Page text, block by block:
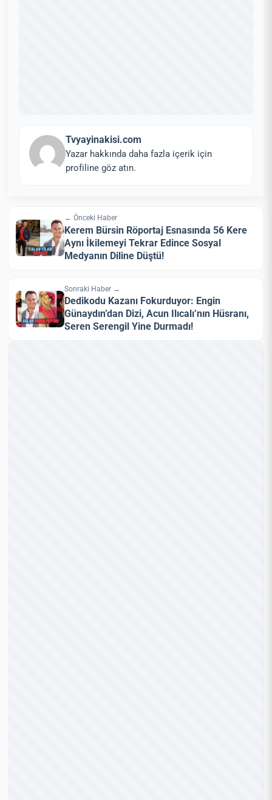
Tvyayinakisi.com
Yazar hakkında daha fazla içerik için
profiline göz atın.
← Önceki Haber
Kerem Bürsin Röportaj Esnasında 56 Kere
Aynı İkilemeyi Tekrar Edince Sosyal
Medyanın Diline Düştü!
Sonraki Haber →
Dedikodu Kazanı Fokurduyor: Engin
Günaydın’dan Dizi, Acun Ilıcalı’nın Hüsranı,
Seren Serengil Yine Durmadı!